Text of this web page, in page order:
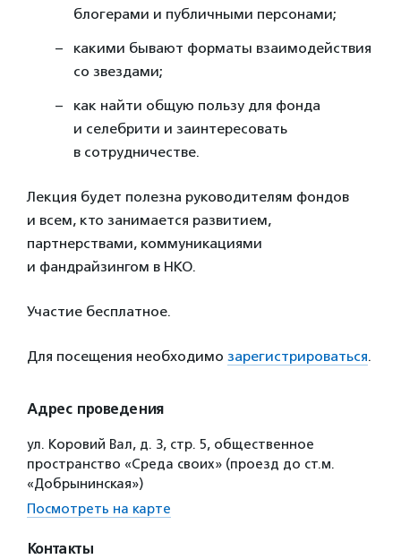
блогерами и публичными персонами;
какими бывают форматы взаимодействия
со звездами;
как найти общую пользу для фонда
и селебрити и заинтересовать
в сотрудничестве.
Лекция будет полезна руководителям фондов
и всем, кто занимается развитием,
партнерствами, коммуникациями
и фандрайзингом в НКО.
Участие бесплатное.
Для посещения необходимо зарегистрироваться.
Адрес проведения
ул. Коровий Вал, д. 3, стр. 5, общественное
пространство «Среда своих» (проезд до ст.м.
«Добрынинская»)
Посмотреть на карте
Контакты